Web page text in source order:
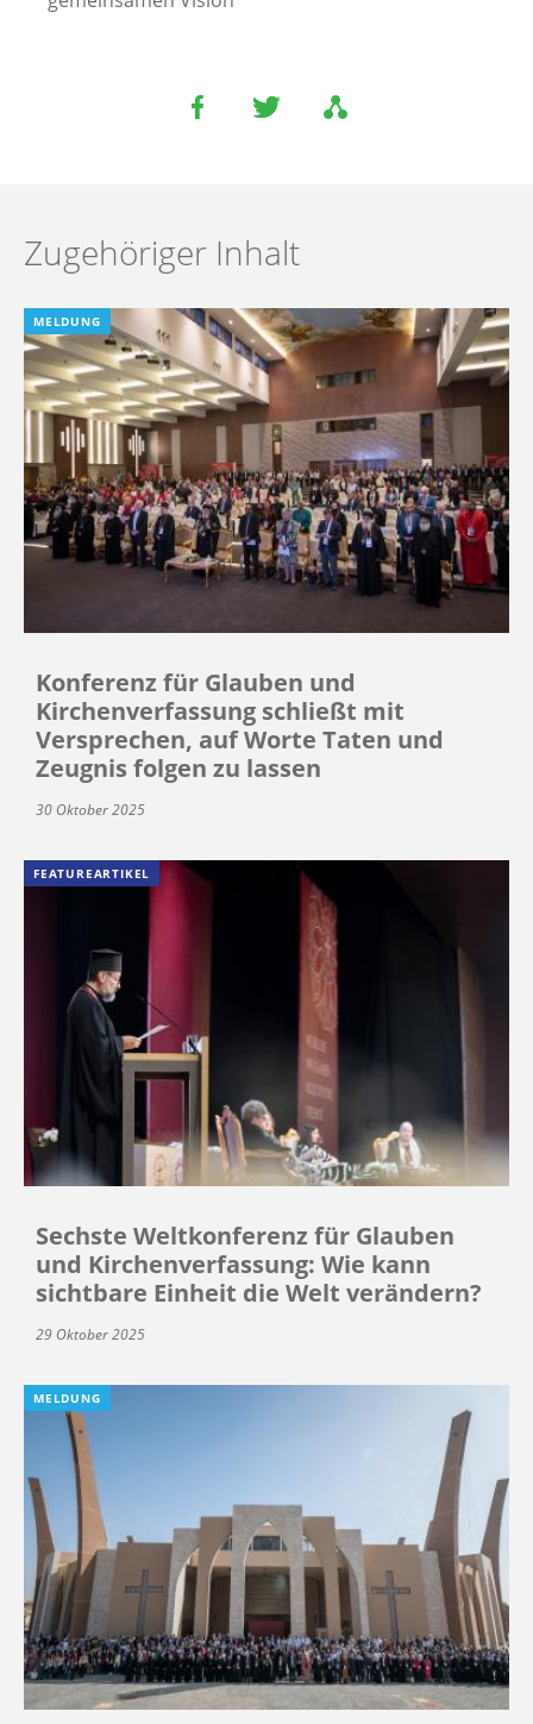
Zugehöriger Inhalt
MELDUNG
Konferenz für Glauben und
Kirchenverfassung schließt mit
Versprechen, auf Worte Taten und
Zeugnis folgen zu lassen
30 Oktober 2025
FEATUREARTIKEL
Sechste Weltkonferenz für Glauben
und Kirchenverfassung: Wie kann
sichtbare Einheit die Welt verändern?
29 Oktober 2025
MELDUNG